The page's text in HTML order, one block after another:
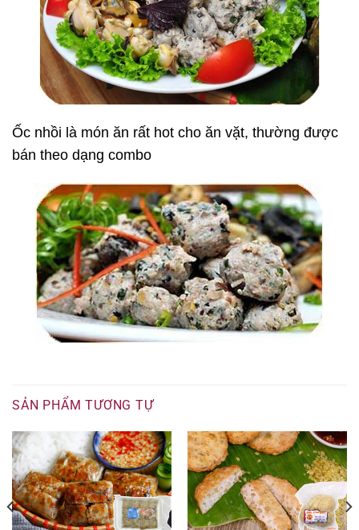
Ốc nhồi là món ăn rất hot cho ăn vặt, thường được
bán theo dạng combo
SẢN PHẨM TƯƠNG TỰ